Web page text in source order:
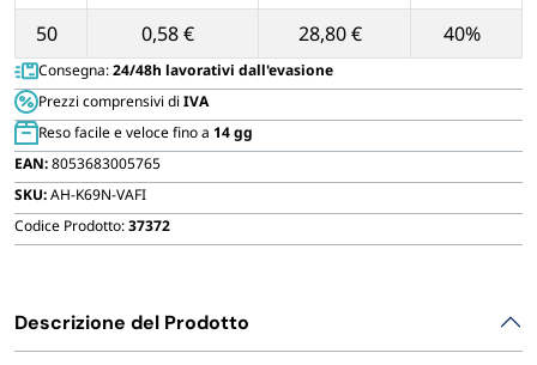
50
0,58 € 28,80 € 40%
Consegna:24/48h lavorativi dall'evasione
Prezzi comprensivi di IVA
Reso facile e veloce fino a 14 gg
EAN:8053683005765
SKU:AH-K69N-VAFI
Codice Prodotto:37372
Descrizione del Prodotto